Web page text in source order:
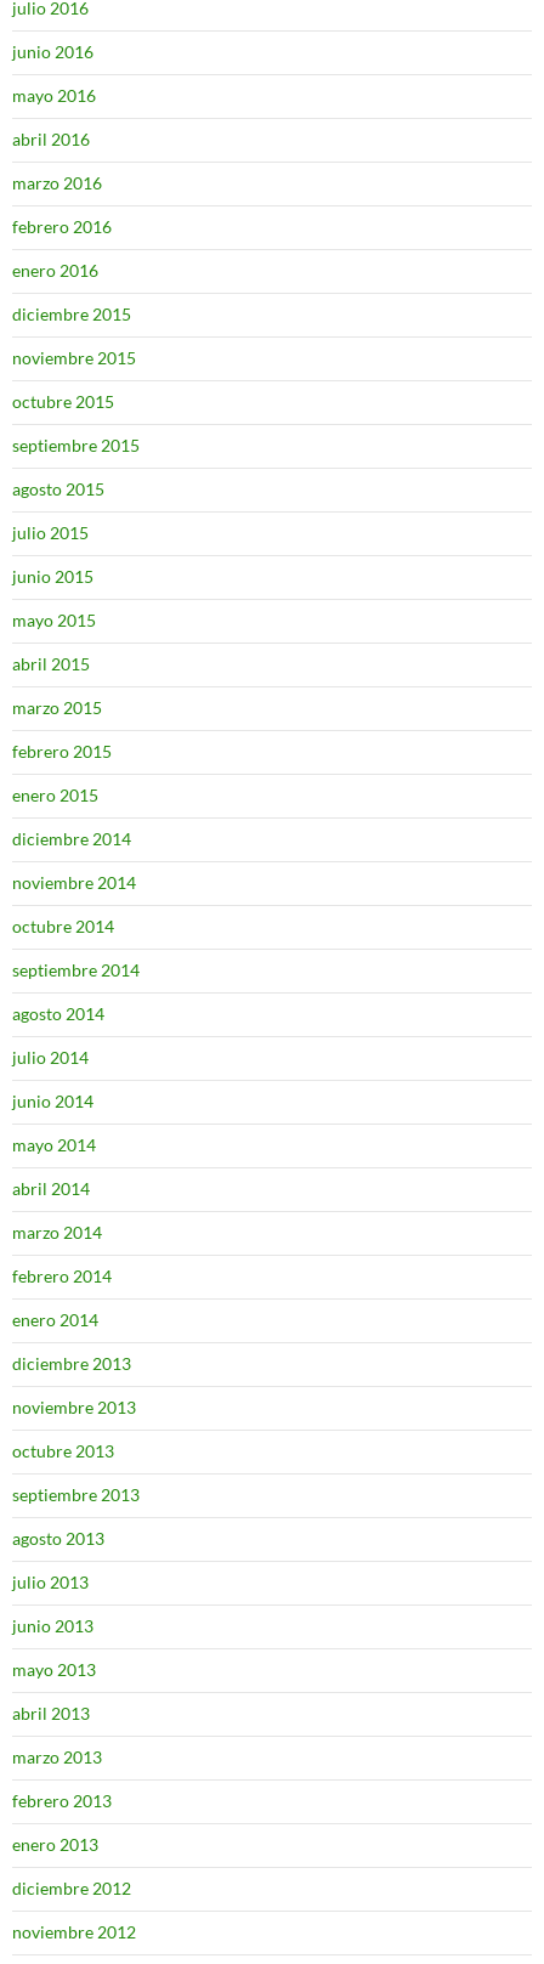
julio 2016
junio 2016
mayo 2016
abril 2016
marzo 2016
febrero 2016
enero 2016
diciembre 2015
noviembre 2015
octubre 2015
septiembre 2015
agosto 2015
julio 2015
junio 2015
mayo 2015
abril 2015
marzo 2015
febrero 2015
enero 2015
diciembre 2014
noviembre 2014
octubre 2014
septiembre 2014
agosto 2014
julio 2014
junio 2014
mayo 2014
abril 2014
marzo 2014
febrero 2014
enero 2014
diciembre 2013
noviembre 2013
octubre 2013
septiembre 2013
agosto 2013
julio 2013
junio 2013
mayo 2013
abril 2013
marzo 2013
febrero 2013
enero 2013
diciembre 2012
noviembre 2012